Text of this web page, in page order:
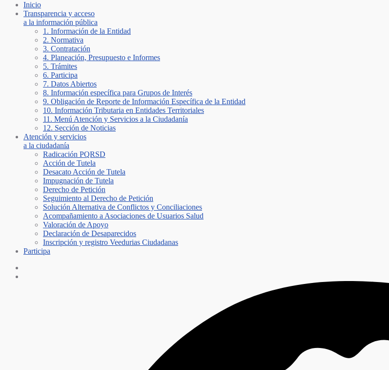
Inicio
Transparencia y acceso
a la información pública
1. Información de la Entidad
2. Normativa
3. Contratación
4. Planeación, Presupuesto e Informes
5. Trámites
6. Participa
7. Datos Abiertos
8. Información específica para Grupos de Interés
9. Obligación de Reporte de Información Específica de la Entidad
10. Información Tributaria en Entidades Territoriales
11. Menú Atención y Servicios a la Ciudadanía
12. Sección de Noticias
Atención y servicios
a la ciudadanía
Radicación PQRSD
Acción de Tutela
Desacato Acción de Tutela
Impugnación de Tutela
Derecho de Petición
Seguimiento al Derecho de Petición
Solución Alternativa de Conflictos y Conciliaciones
Acompañamiento a Asociaciones de Usuarios Salud
Valoración de Apoyo
Declaración de Desaparecidos
Inscripción y registro Veedurias Ciudadanas
Participa